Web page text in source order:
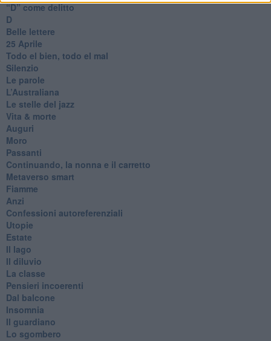
​“D” come delitto
D
Belle lettere
25 Aprile
Todo el bien, todo el mal
Silenzio
Le parole
​L’Australiana
Le stelle del jazz
Vita & morte
Auguri
Moro
Passanti
Continuando, la nonna e il carretto
Metaverso smart
Fiamme
Anzi
Confessioni autoreferenziali
Utopie
Estate
Il lago
Il diluvio
La classe
Pensieri incoerenti
Dal balcone
Insomnia
Il guardiano
Lo sgombero